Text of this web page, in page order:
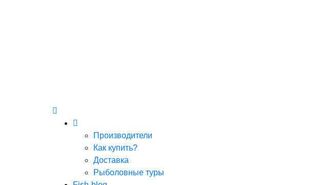
Производители
Как купить?
Доставка
Рыболовные туры